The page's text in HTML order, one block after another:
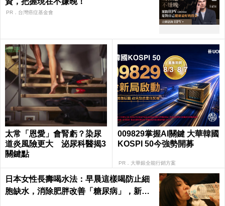
PR．台灣癌症基金會
太常「恩愛」會腎虧？染尿
道炎風險更大 泌尿科醫揭3
關鍵點
009829掌握AI關鍵 大華韓國
KOSPI 50今強勢開募
PR．大華銀全能行銷方案
日本女性長壽喝水法：早晨這樣喝防止細
胞缺水，消除肥胖改善「糖尿病」，新陳